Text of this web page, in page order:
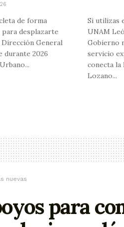
de forma
desplazarte
General
durante 2026
Si utilizas
UNAM
Gobierno
servicio
conecta la
Lozano...
nuevas
para